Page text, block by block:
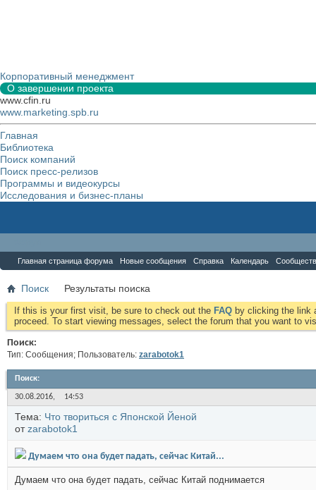
Корпоративный менеджмент
О завершении проекта
www.cfin.ru
www.marketing.spb.ru
Главная
Библиотека
Поиск компаний
Поиск пресс-релизов
Программы и видеокурсы
Исследования и бизнес-планы
Главная страница форума Новые сообщения Справка Календарь
Поиск Результаты поиска
If this is your first visit, be sure to check out the FAQ by clicking the link
proceed. To start viewing messages, select the forum that you want to
Поиск:
Тип: Сообщения; Пользователь: zarabotok1
Поиск:
30.08.2016, 14:53
Тема: Что твориться с Японской Йеной
отzarabotok1
Думаем что она будет падать, сейчас Китай...
Думаем что она будет падать, сейчас Китай поднимается